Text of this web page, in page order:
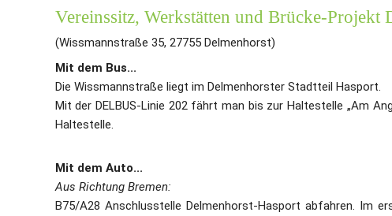
Vereinssitz, Werkstätten und Brücke-Projekt
(Wissmannstraße 35, 27755 Delmenhorst)
Mit dem Bus...
Die Wissmannstraße liegt im Delmenhorster Stadtteil Hasport.
Mit der DELBUS-Linie 202 fährt man bis zur Haltestelle „Am
Haltestelle.
Mit dem Auto...
Aus Richtung Bremen:
B75/A28 Anschlusstelle Delmenhorst-Hasport abfahren. Im